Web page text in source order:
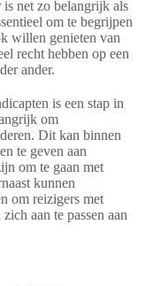
net zo belangrijk als
om te begrijpen
willen genieten van
recht hebben op een
ander.
is een stap in
om
Dit kan binnen
te geven aan
om te gaan met
kunnen
om reizigers met
aan te passen aan